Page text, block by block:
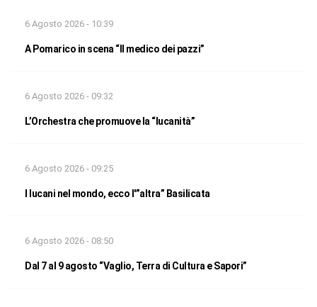
6 Agosto 2026 - 10:39
A Pomarico in scena “Il medico dei pazzi”
6 Agosto 2026 - 09:32
L’Orchestra che promuove la “lucanità”
6 Agosto 2026 - 09:25
I lucani nel mondo, ecco l'”altra” Basilicata
6 Agosto 2026 - 08:50
Dal 7 al 9 agosto “Vaglio, Terra di Cultura e Sapori”